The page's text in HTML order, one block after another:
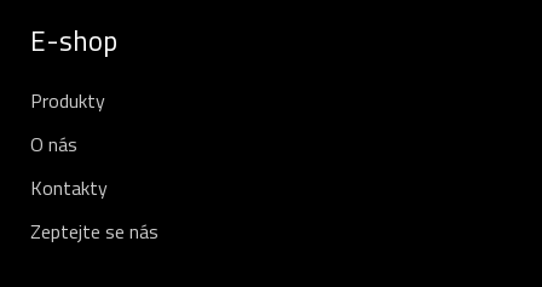
E-shop
Produkty
O nás
Kontakty
Zeptejte se nás